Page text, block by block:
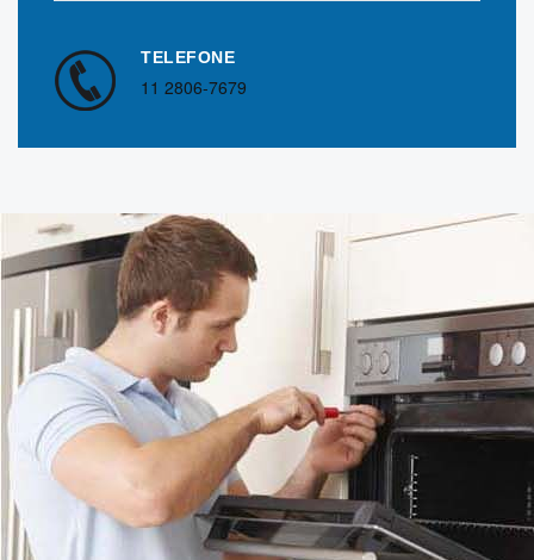
TELEFONE
11 2806-7679